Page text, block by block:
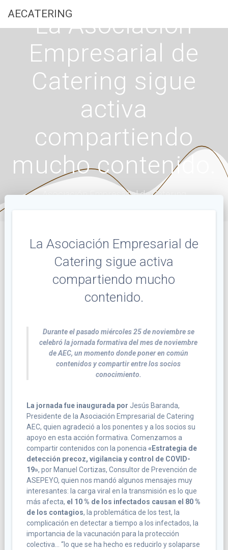
AECATERING
La Asociación
Empresarial de
Catering sigue
activa
compartiendo
mucho contenido.
Asociación Empresarial de Catering
La Asociación Empresarial de
Catering sigue activa
compartiendo mucho
contenido.
Durante el pasado miércoles 25 de noviembre se
celebró la jornada formativa del mes de noviembre
de AEC, un momento donde poner en común
contenidos y compartir entre los socios
conocimiento.
La jornada fue inaugurada por Jesús Baranda,
Presidente de la Asociación Empresarial de Catering
AEC, quien agradeció a los ponentes y a los socios su
apoyo en esta acción formativa. Comenzamos a
compartir contenidos con la ponencia «Estrategia de
detección precoz, vigilancia y control de COVID-
19», por Manuel Cortizas, Consultor de Prevención de
ASEPEYO, quien nos mandó algunos mensajes muy
interesantes: la carga viral en la transmisión es lo que
más afecta, el 10 % de los infectados causan el 80 %
de los contagios, la problemática de los test, la
complicación en detectar a tiempo a los infectados, la
importancia de la vacunación para la protección
colectiva… “lo que se ha hecho es reducirlo y solaparse